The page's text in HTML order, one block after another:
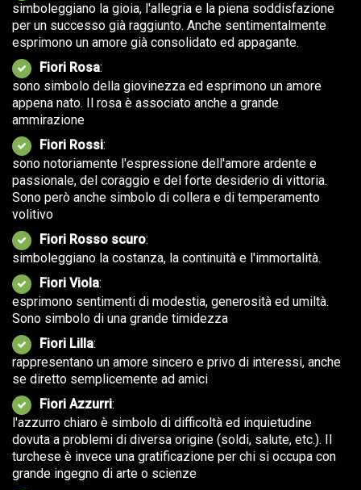
simboleggiano la gioia, l'allegria e la piena soddisfazione
per un successo già raggiunto. Anche sentimentalmente
esprimono un amore già consolidato ed appagante.
Fiori Rosa:
sono simbolo della giovinezza ed esprimono un amore
appena nato. Il rosa è associato anche a grande
ammirazione
Fiori Rossi:
sono notoriamente l'espressione dell'amore ardente e
passionale, del coraggio e del forte desiderio di vittoria.
Sono però anche simbolo di collera e di temperamento
volitivo
Fiori Rosso scuro:
simboleggiano la costanza, la continuità e l'immortalità.
Fiori Viola:
esprimono sentimenti di modestia, generosità ed umiltà.
Sono simbolo di una grande timidezza
Fiori Lilla:
rappresentano un amore sincero e privo di interessi, anche
se diretto semplicemente ad amici
Fiori Azzurri:
l'azzurro chiaro è simbolo di difficoltà ed inquietudine
dovuta a problemi di diversa origine (soldi, salute, etc.). Il
turchese è invece una gratificazione per chi si occupa con
grande ingegno di arte o scienze